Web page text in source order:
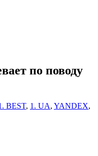
по поводу
BEST, 1. UA, YANDEX,